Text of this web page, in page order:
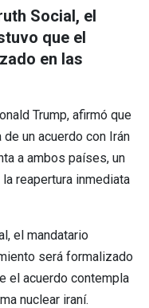
Social, el
que el
en las
Trump, afirmó que
un acuerdo con Irán
a ambos países, un
reapertura inmediata
el mandatario
será formalizado
el acuerdo contempla
nuclear iraní.